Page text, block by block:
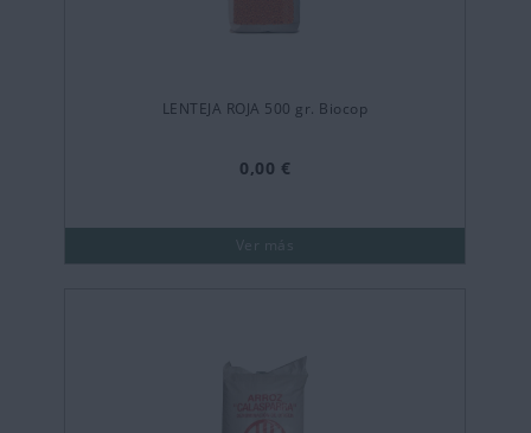
LENTEJA ROJA 500 gr. Biocop
0,00 €
Ver más